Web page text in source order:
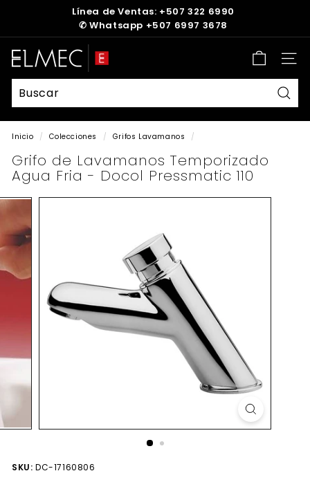
diapositivas
pausa
Línea de Ventas: +507 322 6990
✆ Whatsapp +507 6997 3678
E
L
M
E
C
Inicio / Colecciones / Grifos Lavamanos /
Grifo de Lavamanos Temporizado
Agua Fria - Docol Pressmatic 110
SKU: DC-17160806